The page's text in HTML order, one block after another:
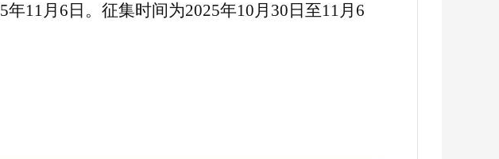
11月6日。征集时间为2025年10月30日至11月6